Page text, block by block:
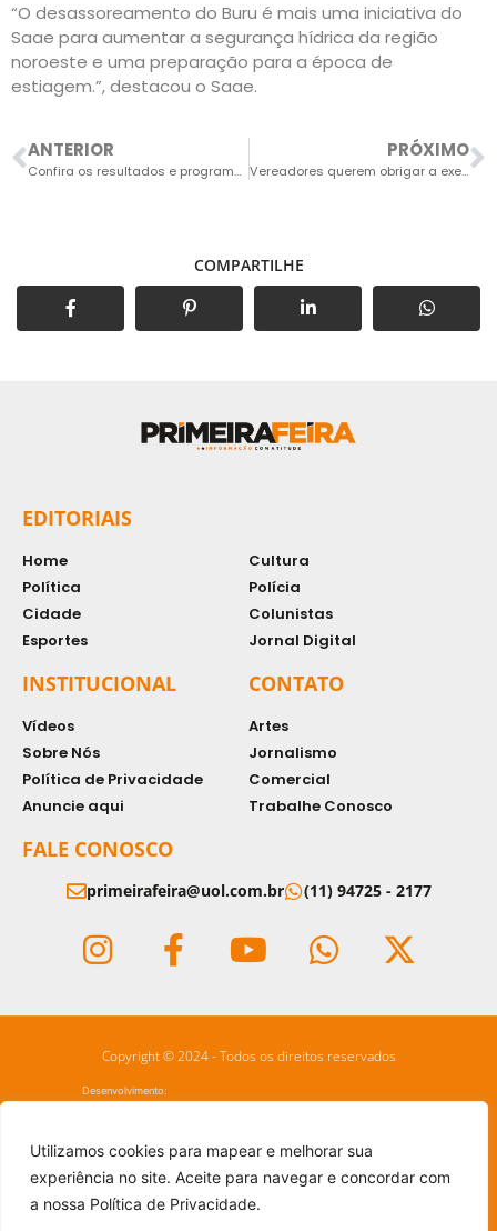
Utilizamos cookies para mapear e melhorar sua
experiência no site. Aceite para navegar e concordar com
a nossa Política de Privacidade.
“O desassoreamento do Buru é mais uma iniciativa do
Saae para aumentar a segurança hídrica da região
noroeste e uma preparação para a época de
estiagem.”, destacou o Saae.
ANTERIOR
Confira os resultados e programação dos esportes saltenses
PRÓXIMO
Vereadores querem obrigar a execução do hino nacional nas escolas municipais
COMPARTILHE
EDITORIAIS
Home
Política
Cidade
Esportes
Cultura
Polícia
Colunistas
Jornal Digital
INSTITUCIONAL
Vídeos
Sobre Nós
Política de Privacidade
Anuncie aqui
CONTATO
Artes
Jornalismo
Comercial
Trabalhe Conosco
FALE CONOSCO
primeirafeira@uol.com.br (11) 94725 - 2177
Copyright © 2024 - Todos os direitos reservados
Desenvolvimento: